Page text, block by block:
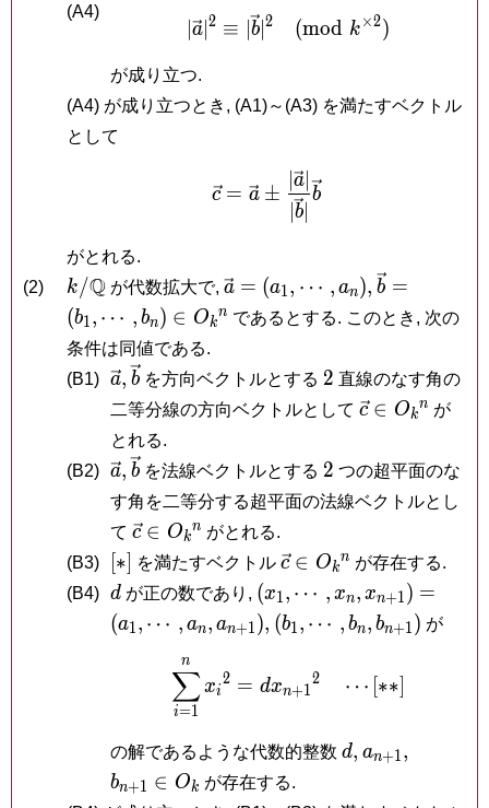
\in
(A4)
|\vec a|^2 \equiv
∣a∣2 ≡ ∣b∣2 (mod k×2)
が成り立つ.
(A4) が成り立つとき, (A1)～(A3) を満たすベクトル
として
\vec c = \vec
c = a ±
b∣
∣a∣
b
がとれる.
(2)
k/\mathbb
Q
k/Qが代数拡大で, \vec a =
(a_1,\cdots,a_n),
a = (a1, ⋯ , an), \vec b =
\in
b =
(b1, ⋯ , bn) ∈ Ok
n であるとする. このとき, 次の
条件は同値である.
(B1) \vec
a,
a, \vec
b
b を方向ベクトルとする 2
2 直線のなす角の
二等分線の方向ベクトルとして \vec c
O_k{}^n
c ∈ Ok
n が
とれる.
(B2) \vec
a,
a, \vec
b
b を法線ベクトルとする 2
2 つの超平面のな
す角を二等分する超平面の法線ベクトルとし
て \vec c
\in
O_k{}^n
c ∈ Ok
n がとれる.
(B3)
[\ast
]
[∗] を満たすベクトル \vec c
\in
O_k{}^n
c ∈ Ok
n が存在する.
(B4) d
d が正の数であり,
=
(x1, ⋯ , xn, xn+1) =
(a1, ⋯ , an, an+1), (b1, ⋯ , bn, bn+1) が
\sum_{i =
i=1
∑
n
xi
2 = dxn+1
2 ⋯ [∗∗]
の解であるような代数的整数 d,
d, a_{n+1},
an+1,
bn+1 ∈ Ok が存在する.